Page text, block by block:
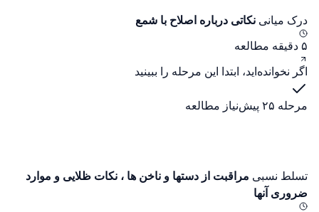
درک میانی نکاتی درباره اصلاح با شمع
۵ دقیقه مطالعه
اگر نخوانده‌اید، ابتدا این مرحله را ببینید
مرحله ۲۵ پیش‌نیاز مطالعه
تسلط نسبی مراقبت از دستها و ناخن ها ، نکات ظلایی و موارد
ضروری آنها